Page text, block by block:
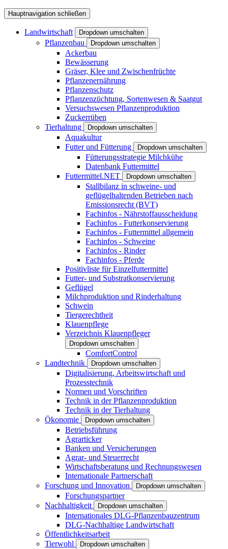
Hauptnavigation schließen
Landwirtschaft Dropdown umschalten
Pflanzenbau Dropdown umschalten
Ackerbau
Bewässerung
Gräser, Klee und Zwischenfrüchte
Pflanzenernährung
Pflanzenschutz
Pflanzenzüchtung, Sortenwesen & Saatgut
Versuchswesen Pflanzenproduktion
Zuckerrüben
Tierhaltung
Dropdown umschalten
Aquakultur
Futter und Fütterung
Dropdown umschalten
Fütterungsstrategie Milchkühe
Datenbank Futtermittel
Futtermittel.NET
Dropdown umschalten
Stallbilanz in schweine- und
geflügelhaltenden Betrieben nach
Emissionsrecht (BVT)
Fachinfos - Nährstoffausscheidung
Fachinfos - Futterkonservierung
Fachinfos - Futtermittel allgemein
Fachinfos - Schweine
Fachinfos - Rinder
Fachinfos - Pferde
Positivliste für Einzelfuttermittel
Futter- und Substratkonservierung
Geflügel
Milchproduktion und Rinderhaltung
Schwein
Tiergerechtheit
Klauenpflege
Verzeichnis Klauenpfleger
Dropdown umschalten
ComfortControl
Landtechnik
Dropdown umschalten
Digitalisierung, Arbeitswirtschaft und
Prozesstechnik
Normen und Vorschriften
Technik in der Pflanzenproduktion
Technik in der Tierhaltung
Ökonomie
Dropdown umschalten
Betriebsführung
Agrarticker
Banken und Versicherungen
Agrar- und Steuerrecht
Wirtschaftsberatung und Rechnungswesen
Internationale Partnerschaft
Forschung und Innovation
Dropdown umschalten
Forschungspartner
Nachhaltigkeit
Dropdown umschalten
Internationales DLG-Pflanzenbauzentrum
DLG-Nachhaltige Landwirtschaft
Öffentlichkeitsarbeit
Tierwohl
Dropdown umschalten